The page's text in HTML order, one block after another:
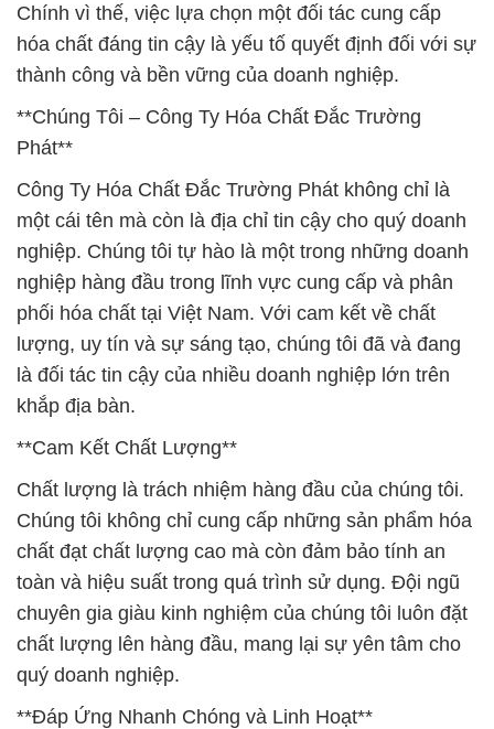
Chính vì thế, việc lựa chọn một đối tác cung cấp
hóa chất đáng tin cậy là yếu tố quyết định đối với sự
thành công và bền vững của doanh nghiệp.
**Chúng Tôi – Công Ty Hóa Chất Đắc Trường
Phát**
Công Ty Hóa Chất Đắc Trường Phát không chỉ là
một cái tên mà còn là địa chỉ tin cậy cho quý doanh
nghiệp. Chúng tôi tự hào là một trong những doanh
nghiệp hàng đầu trong lĩnh vực cung cấp và phân
phối hóa chất tại Việt Nam. Với cam kết về chất
lượng, uy tín và sự sáng tạo, chúng tôi đã và đang
là đối tác tin cậy của nhiều doanh nghiệp lớn trên
khắp địa bàn.
**Cam Kết Chất Lượng**
Chất lượng là trách nhiệm hàng đầu của chúng tôi.
Chúng tôi không chỉ cung cấp những sản phẩm hóa
chất đạt chất lượng cao mà còn đảm bảo tính an
toàn và hiệu suất trong quá trình sử dụng. Đội ngũ
chuyên gia giàu kinh nghiệm của chúng tôi luôn đặt
chất lượng lên hàng đầu, mang lại sự yên tâm cho
quý doanh nghiệp.
**Đáp Ứng Nhanh Chóng và Linh Hoạt**